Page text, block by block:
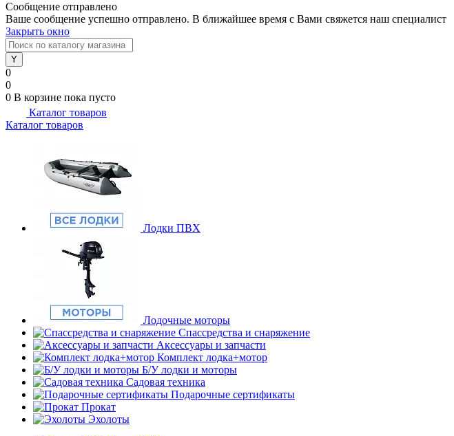
Сообщение отправлено
Ваше сообщение успешно отправлено. В ближайшее время с Вами свяжется наш специалист
Закрыть окно
0
0
0 В корзине пока пусто
Каталог товаров
Каталог товаров
Лодки ПВХ
Лодочные моторы
Спассредства и снаряжение
Аксессуары и запчасти
Комплект лодка+мотор
Б/У лодки и моторы
Садовая техника
Подарочные сертификаты
Прокат
Эхолоты